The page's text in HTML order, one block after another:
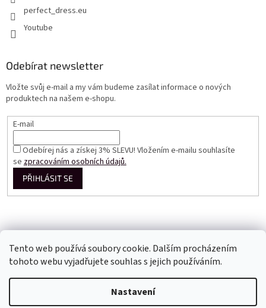
Tento web používá soubory cookie. Dalším procházením
tohoto webu vyjadřujete souhlas s jejich používáním.
Nastavení
perfect_dress.eu
Youtube
Odebírat newsletter
Vložte svůj e-mail a my vám budeme zasílat informace o nových
produktech na našem e-shopu.
E-mail
Odebírej nás a získej 3% SLEVU! Vložením e-mailu souhlasíte
sezpracováním osobních údajů.
PŘIHLÁSIT SE